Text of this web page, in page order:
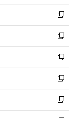
ウ
で
開
く
ン
ド
ウ
で
開
く
新
し
い
ウ
ィ
ン
ド
ウ
で
開
新
し
い
ウ
ィ
ン
ド
ウ
新
し
い
ウ
ィ
ン
新
し
い
ウ
新
し